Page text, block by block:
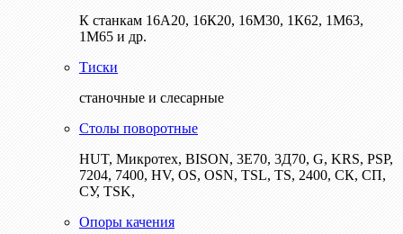
К станкам 16А20, 16К20, 16М30, 1К62, 1М63,
1М65 и др.
Тиски
станочные и слесарные
Столы поворотные
HUT, Микротех, BISON, 3Е70, 3Д70, G, KRS, PSP,
7204, 7400, HV, OS, OSN, TSL, TS, 2400, СК, СП,
СУ, TSK,
Опоры качения